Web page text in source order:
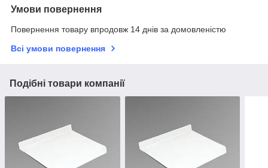
Умови повернення
Повернення товару впродовж 14 днів за домовленістю
Всі умови повернення
Подібні товари компанії